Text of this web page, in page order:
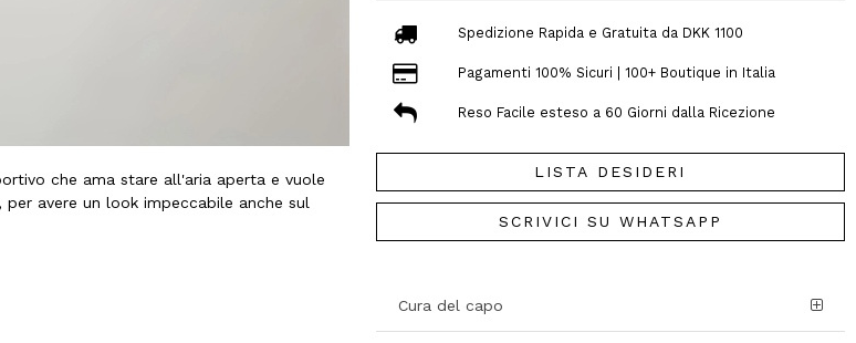
che ama stare all'aria aperta e vuole
avere un look impeccabile anche sul
Spedizione Rapida e Gratuita da DKK 1100
Pagamenti 100% Sicuri | 100+ Boutique in Italia
Reso Facile esteso a 60 Giorni dalla Ricezione
LISTA DESIDERI
SCRIVICI SU WHATSAPP
Cura del capo